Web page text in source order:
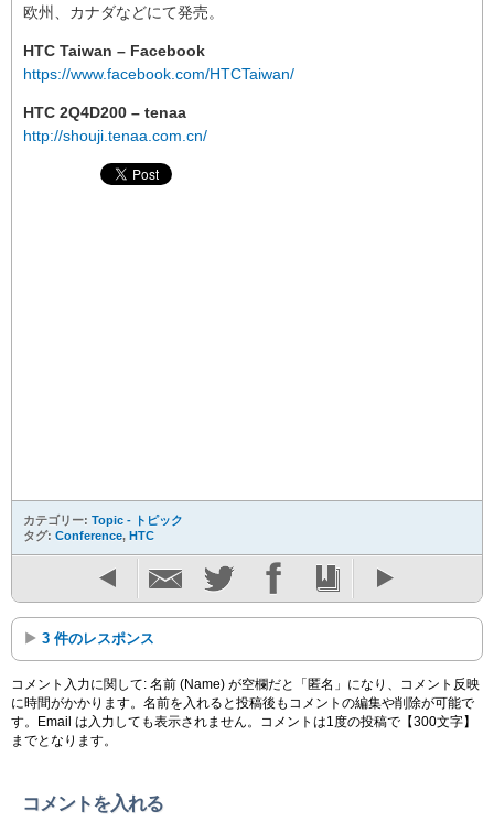
欧州、カナダなどにて発売。
HTC Taiwan – Facebook
https://www.facebook.com/HTCTaiwan/
HTC 2Q4D200 – tenaa
http://shouji.tenaa.com.cn/
カテゴリー: Topic - トピック
タグ: Conference, HTC
3 件のレスポンス
コメント入力に関して: 名前 (Name) が空欄だと「匿名」になり、コメント反映
に時間がかかります。名前を入れると投稿後もコメントの編集や削除が可能で
す。Email は入力しても表示されません。コメントは1度の投稿で【300文字】
までとなります。
コメントを入れる